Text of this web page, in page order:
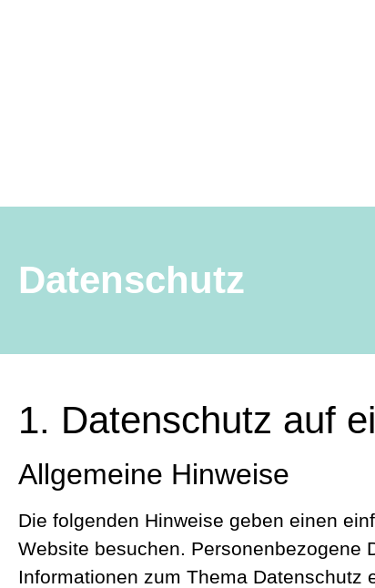
Datenschutz
1. Datenschutz auf
Allgemeine Hinweise
Die folgenden Hinweise geben einen
Website besuchen. Personenbezogene
Informationen zum Thema Datenschutz